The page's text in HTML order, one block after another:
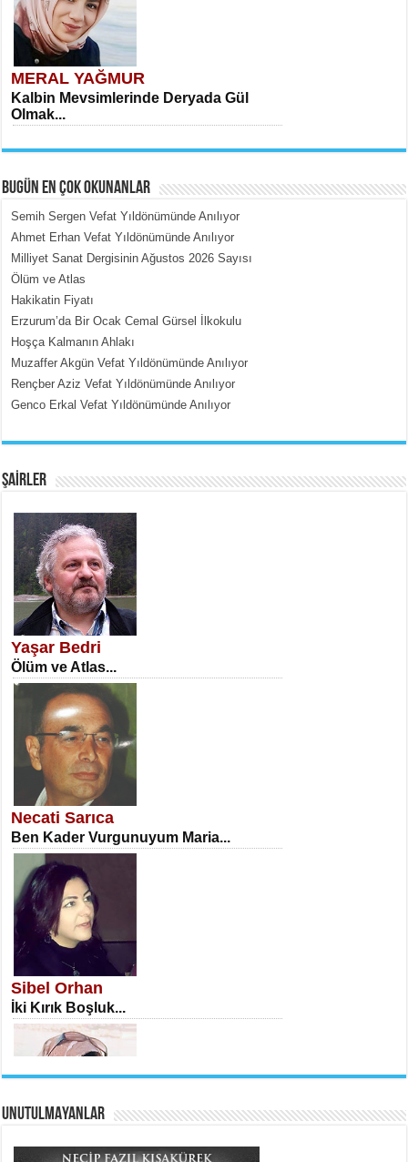
MERAL YAĞMUR
Kalbin Mevsimlerinde Deryada Gül
Olmak...
MEHMET ÇOBAN
İçerdeki Put Dışardaki Maskeler...
SATILMIŞ ÜMİT ÇETİNKAYA
Erkenlik...
NECLA DİLEK ARSLAN
Öğretmenler Günü Mahkemesi...
İSA KARATEPE
Ekranlar Arasında Kaybolan İnsan...
AHMET URFALI
Tahlil Denemesi...
BUGÜN EN ÇOK OKUNANLAR
Semih Sergen Vefat Yıldönümünde Anılıyor
Ahmet Erhan Vefat Yıldönümünde Anılıyor
Milliyet Sanat Dergisinin Ağustos 2026 Sayısı
Ölüm ve Atlas
Hakikatin Fiyatı
Erzurum’da Bir Ocak Cemal Gürsel İlkokulu
Hoşça Kalmanın Ahlakı
Muzaffer Akgün Vefat Yıldönümünde Anılıyor
Rençber Aziz Vefat Yıldönümünde Anılıyor
Genco Erkal Vefat Yıldönümünde Anılıyor
ŞAİRLER
Yaşar Bedri
Ölüm ve Atlas...
Necati Sarıca
Ben Kader Vurgunuyum Maria...
Sibel Orhan
İki Kırık Boşluk...
UNUTULMAYANLAR